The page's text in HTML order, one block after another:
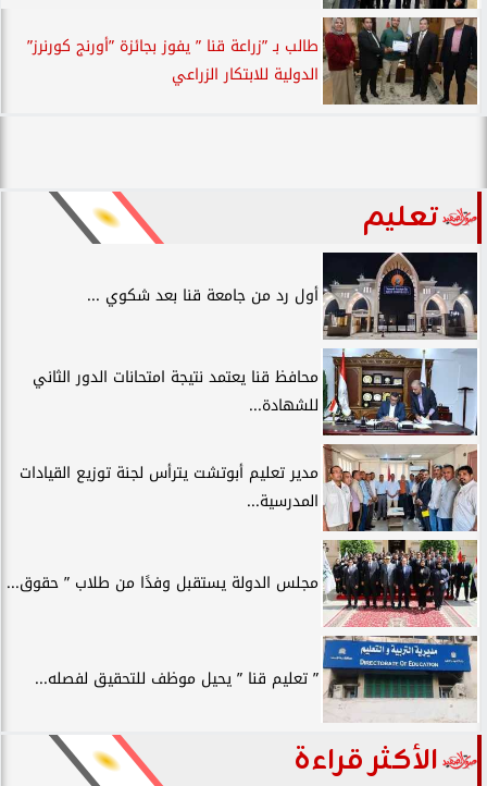
طالب بـ ”زراعة قنا ” يفوز بجائزة ”أورنج كورنرز”
الدولية للابتكار الزراعي
تعليم
أول رد من جامعة قنا بعد شكوي ...
محافظ قنا يعتمد نتيجة امتحانات الدور الثاني
للشهادة...
مدير تعليم أبوتشت يترأس لجنة توزيع القيادات
المدرسية...
مجلس الدولة يستقبل وفدًا من طلاب ” حقوق...
” تعليم قنا ” يحيل موظف للتحقيق لفصله...
الأكثر قراءة